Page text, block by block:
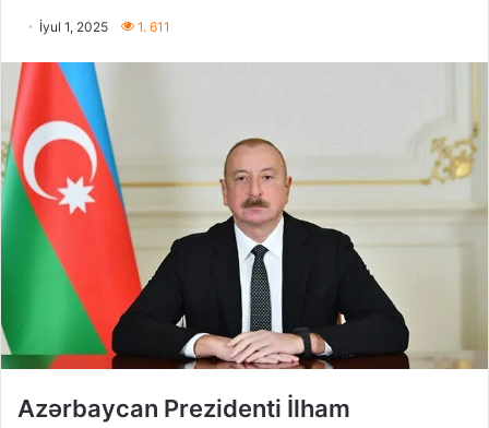
İyul 1, 2025 1. 611
Azərbaycan Prezidenti İlham